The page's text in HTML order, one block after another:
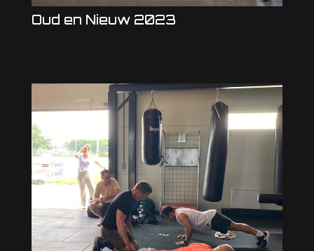
Oud en Nieuw 2023